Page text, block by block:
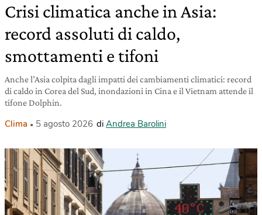
Crisi climatica anche in Asia:
record assoluti di caldo,
smottamenti e tifoni
Anche l’Asia colpita dagli impatti dei cambiamenti climatici: record
di caldo in Corea del Sud, inondazioni in Cina e il Vietnam attende il
tifone Dolphin.
Clima 5 agosto 2026 di Andrea Barolini